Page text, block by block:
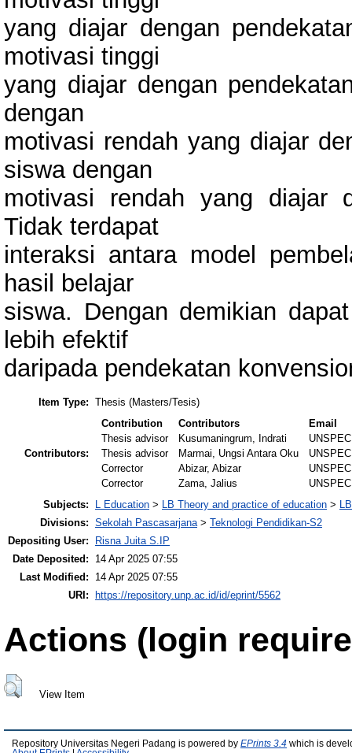
yang diajar dengan
motivasi tinggi
yang diajar dengan
dengan
motivasi rendah yang diajar
siswa dengan
motivasi rendah yang diajar
Tidak terdapat
interaksi antara model
hasil belajar
siswa. Dengan demikian
lebih efektif
daripada pendekatan
Item Type: Thesis (Masters/Tesis)
Contributors:
Contribution Contributors
Email
Thesis advisor
Kusumaningrum, Indrati
Thesis advisor
Marmai, Ungsi Antara Oku
Corrector
Abizar, Abizar
Corrector
Zama, Jalius
Subjects:
L Education > LB Theory and practice of education >
Divisions: Sekolah Pascasarjana> Teknologi Pendidikan-S2
Depositing User:
Risna Juita S.IP
Date Deposited:
14 Apr 2025 07:55
Last Modified:
14 Apr 2025 07:55
URI:
https://repository.unp.ac.id/id/eprint/5562
Actions (login
View Item
Repository Universitas Negeri Padang is powered by EPrints 3.4 which is